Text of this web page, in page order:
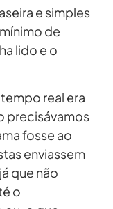
e simples
de
lido e o
real era
precisávamos
fosse ao
enviassem
que não
o